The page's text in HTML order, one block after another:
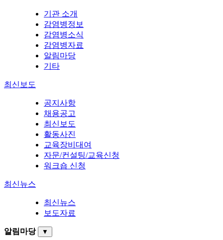
기관 소개
감염병정보
감염병소식
감염병자료
알림마당
기타
최신보도
공지사항
채용공고
최신보도
활동사진
교육장비대여
자문/컨설팅/교육신청
워크숍 신청
최신뉴스
최신뉴스
보도자료
알림마당 ▼